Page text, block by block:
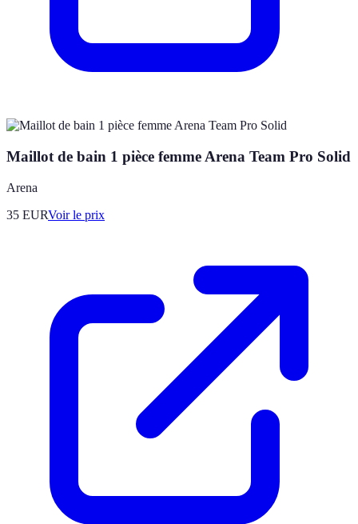
Maillot de bain 1 pièce femme Arena Team Pro Solid
Arena
35 EURVoir le prix